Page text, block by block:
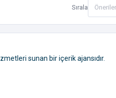
Sırala
sunan bir içerik ajansıdır.